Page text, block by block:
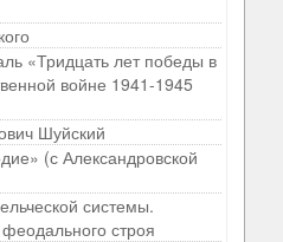
«Тридцать лет победы в
войне 1941-1945
Шуйский
(с Александровской
системы.
строя